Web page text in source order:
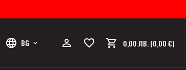
BG 0,00 ЛВ. (0,00 €)